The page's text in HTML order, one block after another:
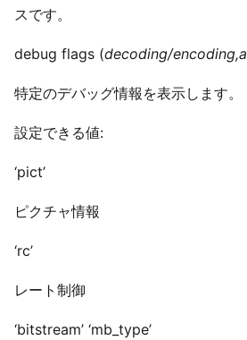
スです。
debug flags (decoding/
特定のデバッグ情報を表示します。
設定できる値:
‘pict’
ピクチャ情報
‘rc’
レート制御
‘bitstream’ ‘mb_type’